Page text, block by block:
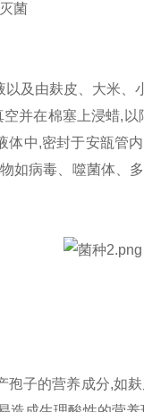
菌
及由麸皮、大米、
并在棉塞上浸蜡, 以
体中,密封于安瓿管
如病毒、噬菌体、
孢子的营养成分,如